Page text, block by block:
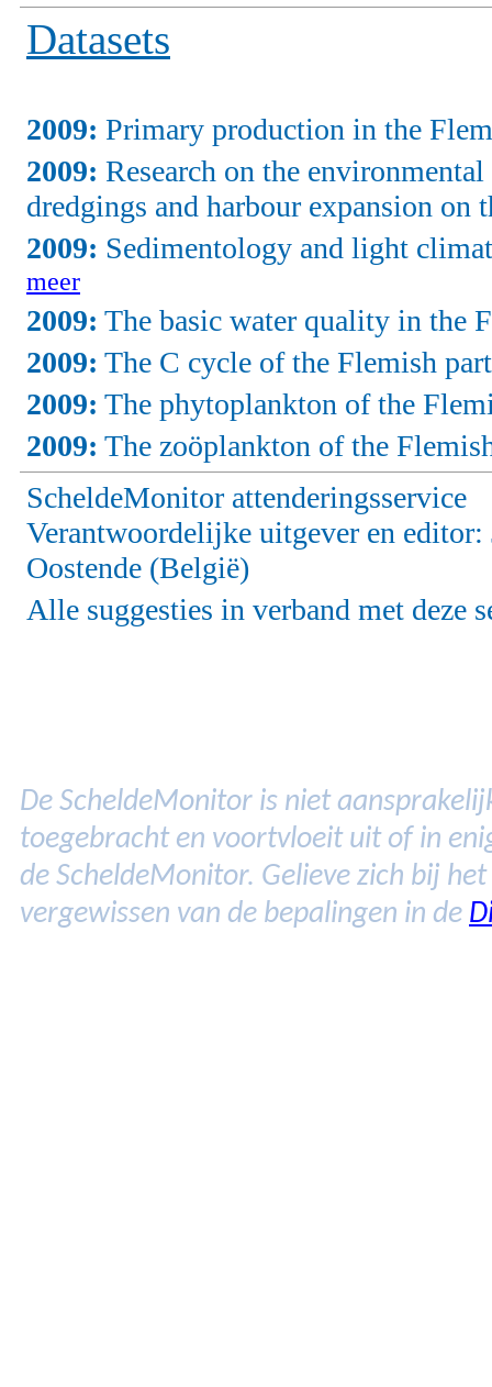
Datasets
2009: Primary production in the
2009: Research on the
dredgings and harbour expansion on
2009: Sedimentology and light
meer
2009: The basic water quality in the
2009: The C cycle of the Flemish
2009: The phytoplankton of the
2009: The zoöplankton of the
ScheldeMonitor attenderingsservice
Verantwoordelijke uitgever en editor:
Oostende (België)
Alle suggesties in verband met deze
De ScheldeMonitor is niet
toegebracht en voortvloeit uit of in
de ScheldeMonitor. Gelieve zich bij
vergewissen van de bepalingen in de